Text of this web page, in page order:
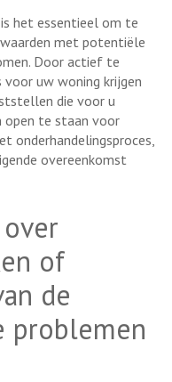
het essentieel om te
met potentiële
Door actief te
voor uw woning krijgen
die voor u
open te staan voor
onderhandelingsproces,
overeenkomst
of
de
problemen